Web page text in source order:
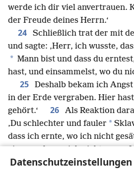
Datenschutzeinstellungen
werde ich dir viel anvertrauen.
der Freude deines Herrn.‘
24
Schließlich trat der mit
und sagte: ‚Herr, ich wusste,
* Mann bist und dass du
hast, und einsammelst, wo du
25
Deshalb bekam ich
in der Erde vergraben. Hier
gehört.‘
26
Als Reaktion
‚Du schlechter und fauler *
dass ich ernte, wo ich nicht
einsammle, wo ich nicht
Warum hast du mein Geld dann